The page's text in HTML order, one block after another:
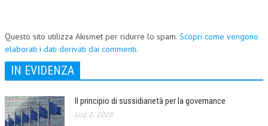
Questo sito utilizza Akismet per ridurre lo spam. Scopri come vengono
elaborati i dati derivati dai commenti.
IN EVIDENZA
Il principio di sussidiarietà per la governance
Lug 2, 2026